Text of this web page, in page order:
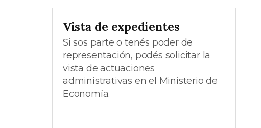
Vista de expedientes
Si sos parte o tenés poder de
representación, podés solicitar la
vista de actuaciones
administrativas en el Ministerio de
Economía.